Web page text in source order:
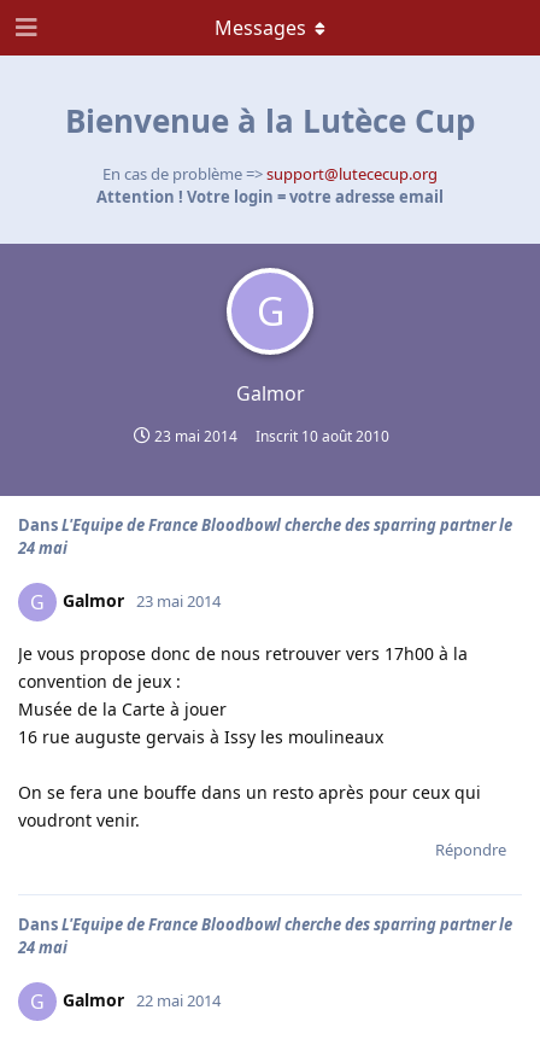
Bienvenue à la Lutèce Cup
En cas de problème =>support@lutececup.org
Attention ! Votre login = votre adresse email
G
Galmor
23 mai 2014 Inscrit 10 août 2010
Messages
DansL'Equipe de France Bloodbowl cherche des sparring partner le
24 mai
G Galmor 23 mai 2014
Je vous propose donc de nous retrouver vers 17h00 à la
convention de jeux :
Musée de la Carte à jouer
16 rue auguste gervais à Issy les moulineaux
On se fera une bouffe dans un resto après pour ceux qui
voudront venir.
Répondre
DansL'Equipe de France Bloodbowl cherche des sparring partner le
24 mai
G Galmor 22 mai 2014